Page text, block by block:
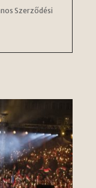
Szerződési